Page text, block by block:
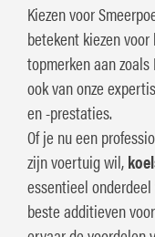
Kiezen voor
betekent kiezen
topmerken aan
ook van onze
en -prestaties.
Of je nu een
zijn voertuig wil,
essentieel
beste additieven